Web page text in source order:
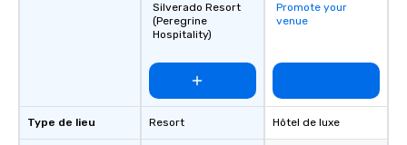
Type de lieu
Silverado Resort
(Peregrine
Hospitality)
Resort
Promote your
venue
Hôtel de luxe